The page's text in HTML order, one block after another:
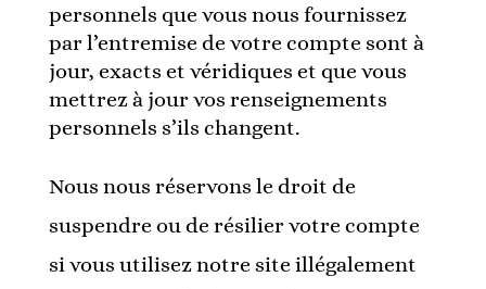
personnels que vous nous fournissez
par l’entremise de votre compte sont à
jour, exacts et véridiques et que vous
mettrez à jour vos renseignements
personnels s’ils changent.
Nous nous réservons le droit de
suspendre ou de résilier votre compte
si vous utilisez notre site illégalement